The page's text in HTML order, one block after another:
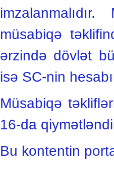
müsabiqə
ərzində dövlət
isə SC-nin
Müsabiqə
16-da
Bu kontentin